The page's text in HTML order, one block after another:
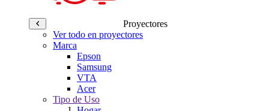
Proyectores
Ver todo en proyectores
Marca
Epson
Samsung
VTA
Acer
Tipo de Uso